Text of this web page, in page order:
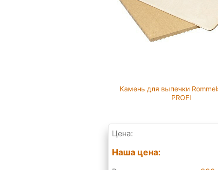
Камень для выпечки
PROFI
Цена:
Наша цена: